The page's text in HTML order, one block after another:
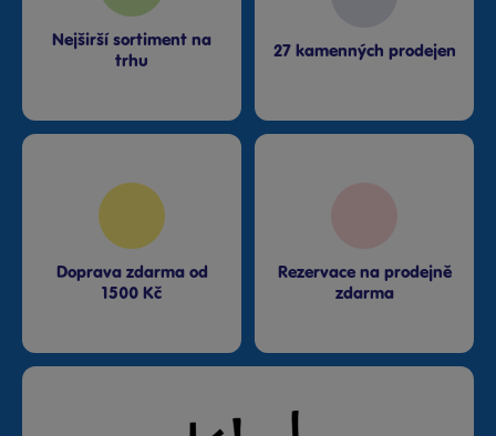
Nejširší sortiment na
trhu
27 kamenných prodejen
Doprava zdarma od
1500 Kč
Rezervace na prodejně
zdarma